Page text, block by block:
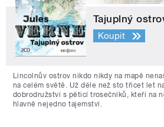
Tajuplný
Koupit
Lincolnův ostrov nikdo nikdy na mapě
na celém světě. Už déle než sto třicet let
dobrodružství s pěticí trosečníků, kteří na
hlavně nejedno tajemství.